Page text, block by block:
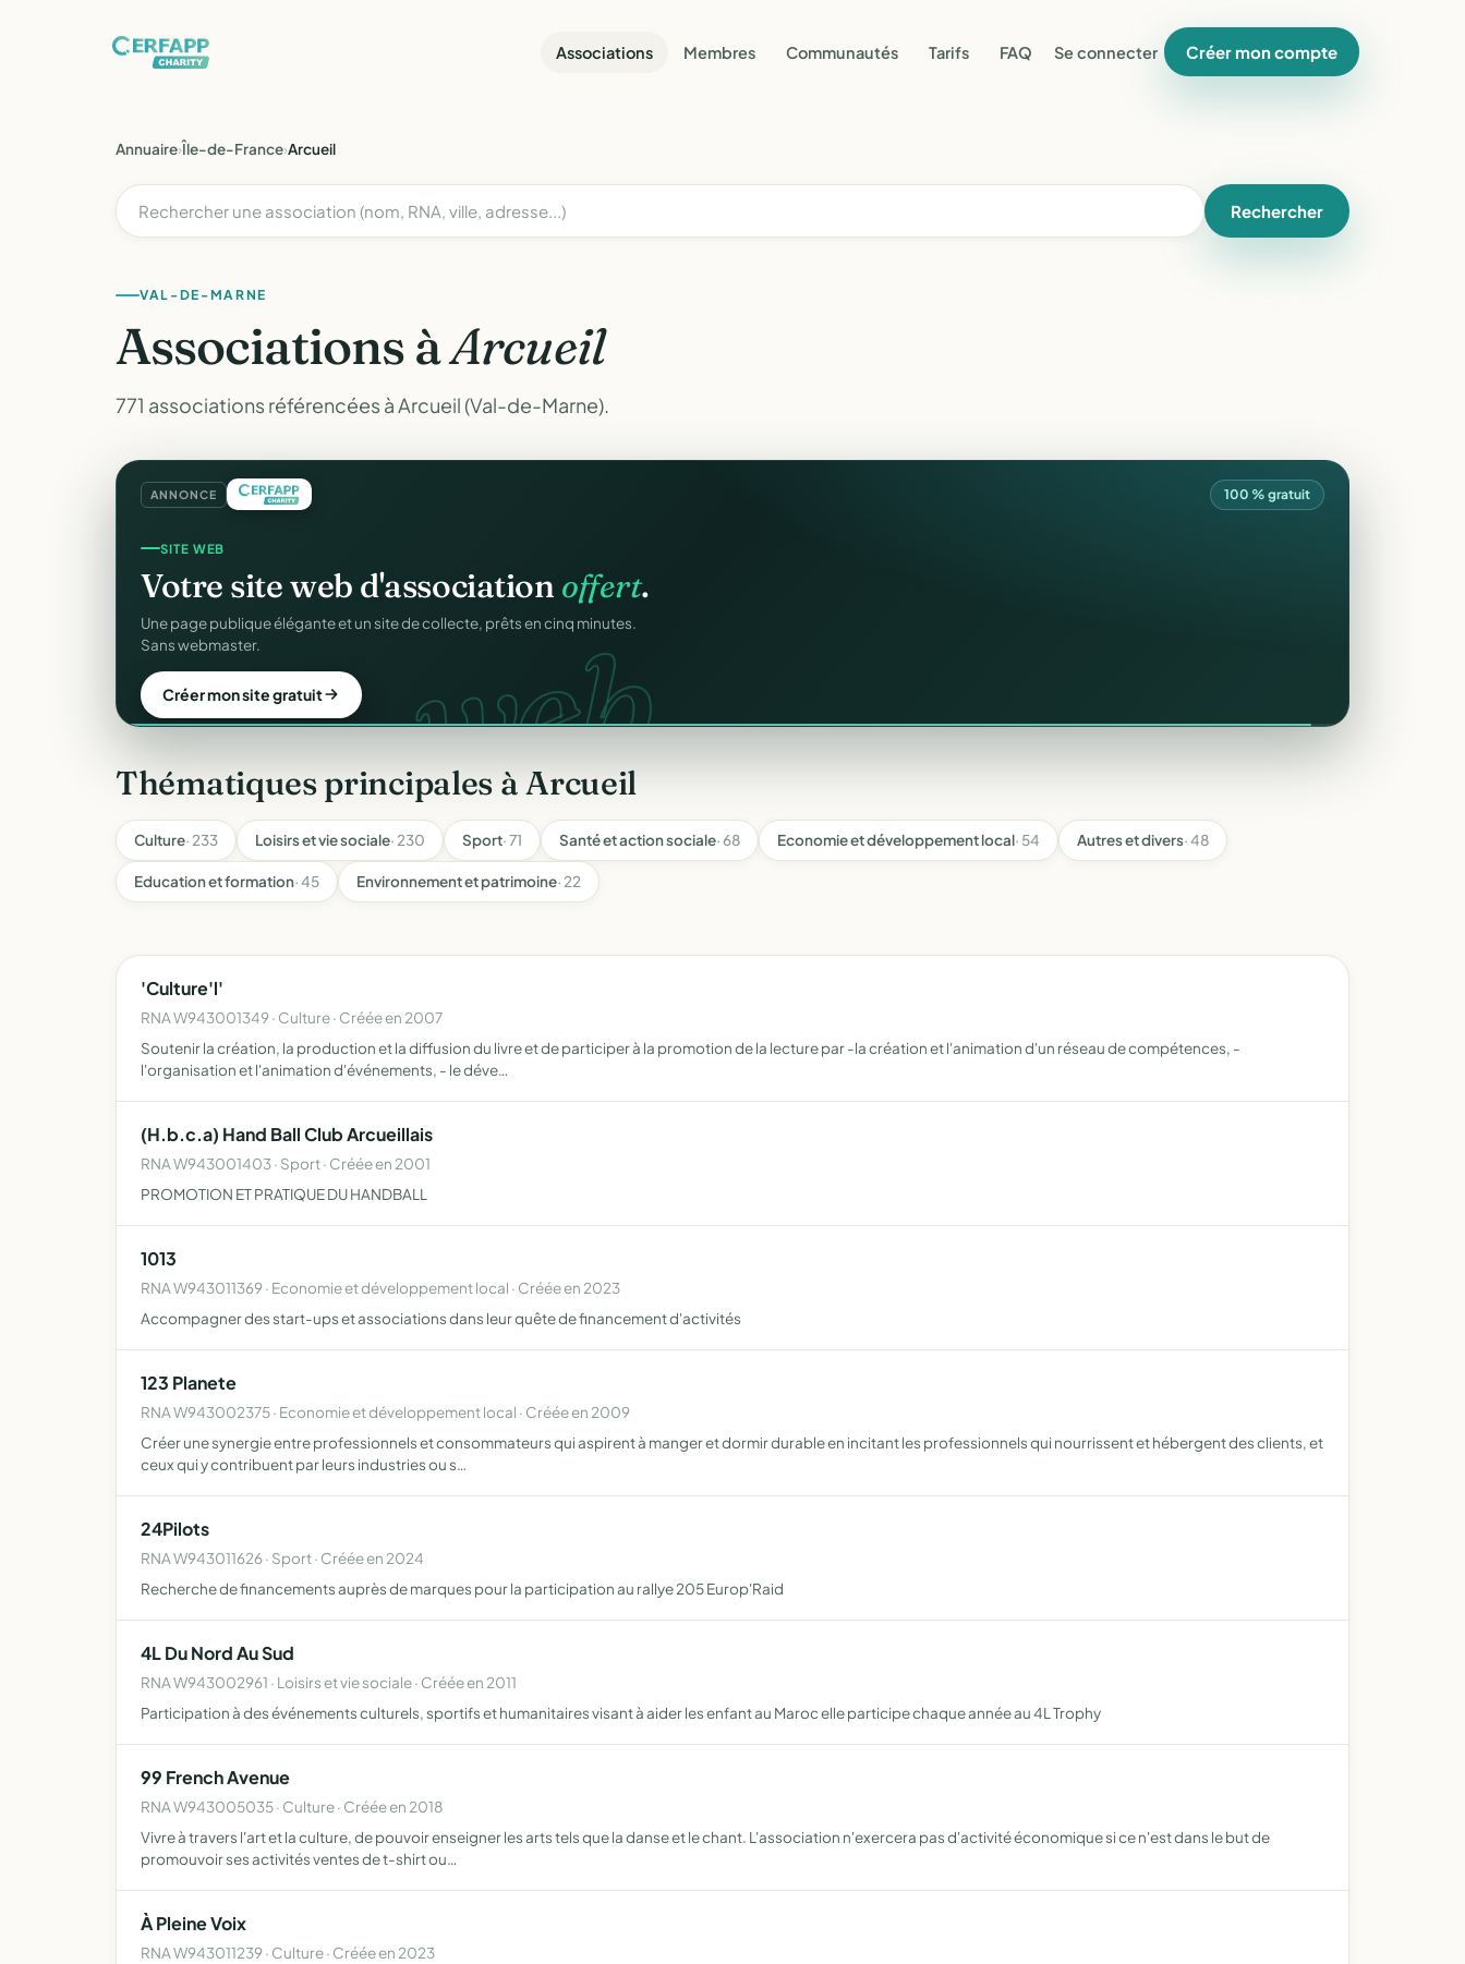
Associations Membres Communautés Tarifs FAQ Se connecter Créer mon compte
Annuaire›Île-de-France›Arcueil
Rechercher
VAL-DE-MARNE
Associations àArcueil
771 associations référencées à Arcueil (Val-de-Marne).
ANNONCE 100 % gratuit
CERFA.
REÇUS FISCAUX
Vos reçusCERFAautomatiques.
Générés et envoyés à vos donateurs en un clic, conformes au modèle
officiel n°11580.
Automatiser mes reçus
Thématiques principales à Arcueil
Culture· 233 Loisirs et vie sociale· 230 Sport· 71 Santé et action sociale· 68 Economie et développement local· 54 Autres et divers· 48
Education et formation· 45 Environnement et patrimoine· 22
'Culture'l'
RNA W943001349 · Culture · Créée en 2007
Soutenir la création, la production et la diffusion du livre et de participer à la promotion de la lecture par -la création et l'animation d'un réseau de compétences, -
l'organisation et l'animation d'événements, - le déve…
(H.b.c.a) Hand Ball Club Arcueillais
RNA W943001403 · Sport · Créée en 2001
PROMOTION ET PRATIQUE DU HANDBALL
1013
RNA W943011369 · Economie et développement local · Créée en 2023
Accompagner des start-ups et associations dans leur quête de financement d'activités
123 Planete
RNA W943002375 · Economie et développement local · Créée en 2009
Créer une synergie entre professionnels et consommateurs qui aspirent à manger et dormir durable en incitant les professionnels qui nourrissent et hébergent des clients, et
ceux qui y contribuent par leurs industries ou s…
24Pilots
RNA W943011626 · Sport · Créée en 2024
Recherche de financements auprès de marques pour la participation au rallye 205 Europ'Raid
4L Du Nord Au Sud
RNA W943002961 · Loisirs et vie sociale · Créée en 2011
Participation à des événements culturels, sportifs et humanitaires visant à aider les enfant au Maroc elle participe chaque année au 4L Trophy
99 French Avenue
RNA W943005035 · Culture · Créée en 2018
Vivre à travers l'art et la culture, de pouvoir enseigner les arts tels que la danse et le chant. L'association n'exercera pas d'activité économique si ce n'est dans le but de
promouvoir ses activités ventes de t-shirt ou…
À Pleine Voix
RNA W943011239 · Culture · Créée en 2023